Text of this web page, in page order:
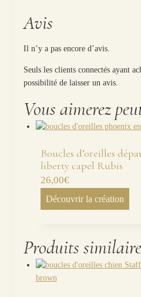
Avis
Il n’y a pas encore d’avis.
Seuls les clients connectés ayant
possibilité de laisser un avis.
Vous aimerez
Boucles d’oreilles
liberty capel Rubis
26,00€
Découvrir la création
Produits